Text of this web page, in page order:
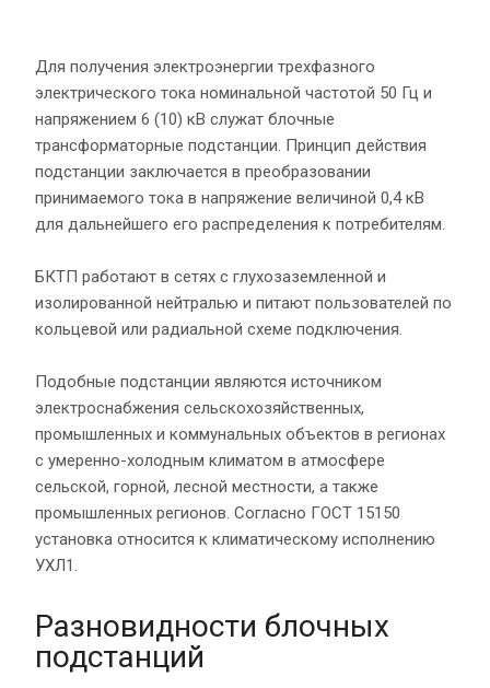
Для получения электроэнергии трехфазного
электрического тока номинальной частотой 50 Гц и
напряжением 6 (10) кВ служат блочные
трансформаторные подстанции. Принцип действия
подстанции заключается в преобразовании
принимаемого тока в напряжение величиной 0,4 кВ
для дальнейшего его распределения к потребителям.
БКТП работают в сетях с глухозаземленной и
изолированной нейтралью и питают пользователей по
кольцевой или радиальной схеме подключения.
Подобные подстанции являются источником
электроснабжения сельскохозяйственных,
промышленных и коммунальных объектов в регионах
с умеренно-холодным климатом в атмосфере
сельской, горной, лесной местности, а также
промышленных регионов. Согласно ГОСТ 15150
установка относится к климатическому исполнению
УХЛ1.
Разновидности блочных
подстанций